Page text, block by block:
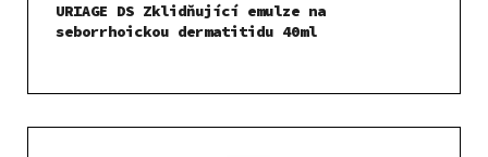
URIAGE DS Zklidňující emulze na
seborrhoickou dermatitidu 40ml